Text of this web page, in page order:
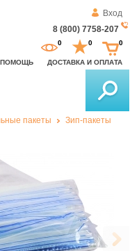
Вход
8 (800) 7758-207
ПОМОЩЬ ДОСТАВКА И ОПЛАТА
0 0 0
пакеты Зип-пакеты